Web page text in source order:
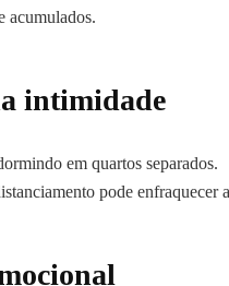
acumulados.
intimidade
em quartos separados.
pode enfraquecer